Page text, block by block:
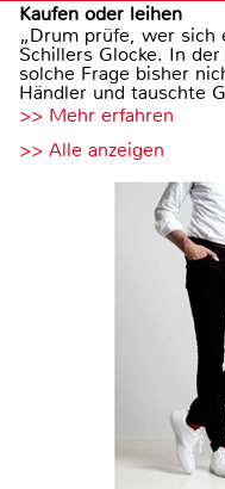
Kaufen oder leihen
„Drum prüfe, wer sich
Schillers Glocke. In
solche Frage bisher
Händler und tauschte
>> Mehr erfahren
>> Alle anzeigen